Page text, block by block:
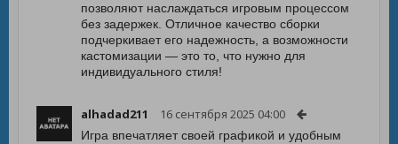
позволяют наслаждаться игровым процессом
без задержек. Отличное качество сборки
подчеркивает его надежность, а возможности
кастомизации — это то, что нужно для
индивидуального стиля!
alhadad211 16 сентября 2025 04:00
Игра впечатляет своей графикой и удобным